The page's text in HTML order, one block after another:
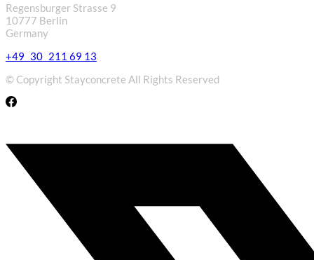
Regensburger Strasse 9
10777 Berlin
Germany
+49 30 211 69 13
© Copyright Stayconcrete All Rights Reserved